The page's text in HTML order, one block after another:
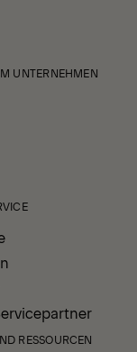
UNTERNEHMEN
RESSOURCEN